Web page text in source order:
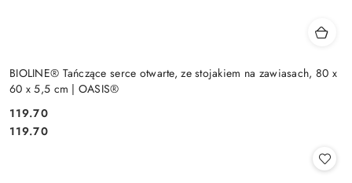
BIOLINE® Tańczące serce otwarte, ze stojakiem na zawiasach, 80 x
60 x 5,5 cm | OASIS®
Cena:
119.70
Cena:
119.70